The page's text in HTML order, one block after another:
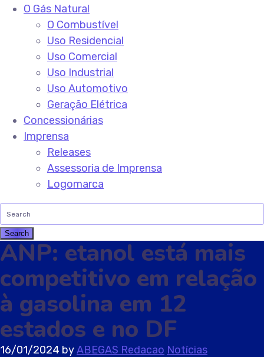
O Gás Natural
O Combustível
Uso Residencial
Uso Comercial
Uso Industrial
Uso Automotivo
Geração Elétrica
Concessionárias
Imprensa
Releases
Assessoria de Imprensa
Logomarca
ANP: etanol está mais
competitivo em relação
à gasolina em 12
estados e no DF
16/01/2024 byABEGAS Redacao Notícias